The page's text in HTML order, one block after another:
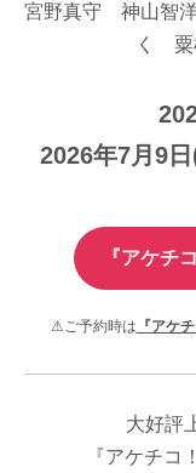
宮野真守 神山智
く 粟
2026年7月9
『アケチ
⚠ご予約時は 『アケ
大好評
『アケチコ